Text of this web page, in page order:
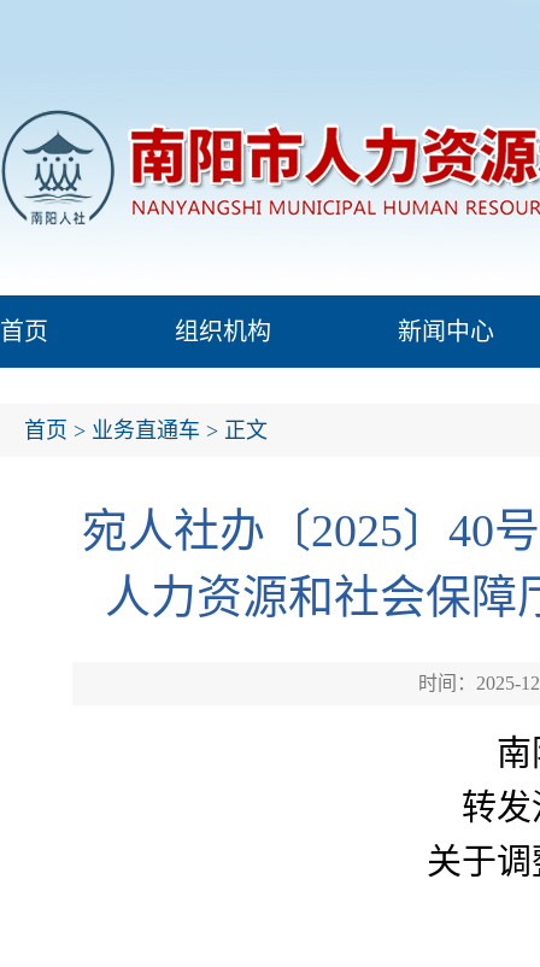
首页 组织机构 新闻中心
首页 > 业务直通车 > 正文
宛人社办〔2025〕40
人力资源和社会保
时间：2025-
转发
关于